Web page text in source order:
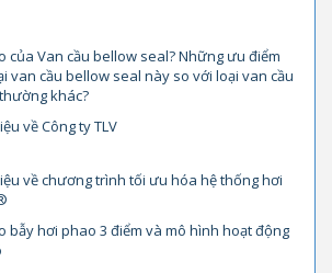
của Van cầu bellow seal? Những ưu điểm
van cầu bellow seal này so với loại van cầu
khác?
về Công ty TLV
về chương trình tối ưu hóa hệ thống hơi
bẫy hơi phao 3 điểm và mô hình hoạt động